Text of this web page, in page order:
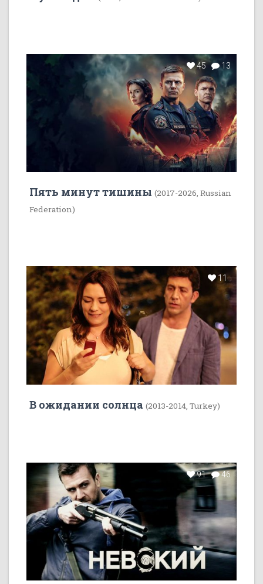
45 13
Пять минут тишины (2017-2026, Russian
Federation)
11
В ожидании солнца (2013-2014, Turkey)
91 46